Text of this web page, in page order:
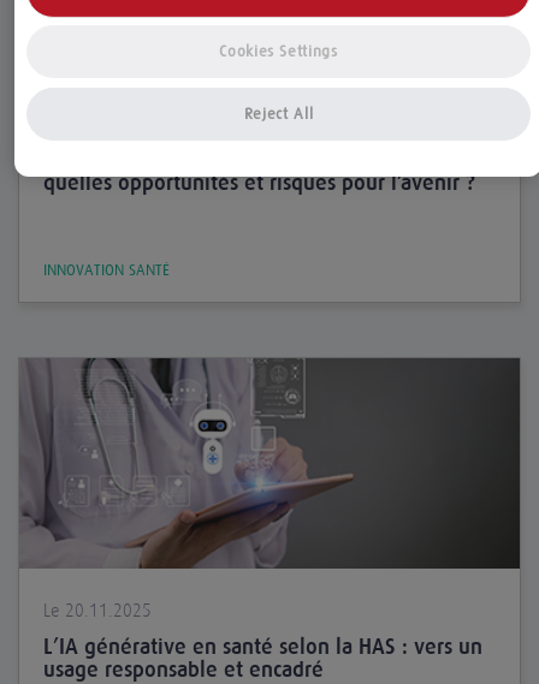
Le 17.12.2025 par Mened Krouri
quelles opportunités et risques pour l’avenir ?
INNOVATION SANTÉ
Le 20.11.2025
L’IA générative en santé selon la HAS : vers un
usage responsable et encadré
Reject All
Cookies Settings